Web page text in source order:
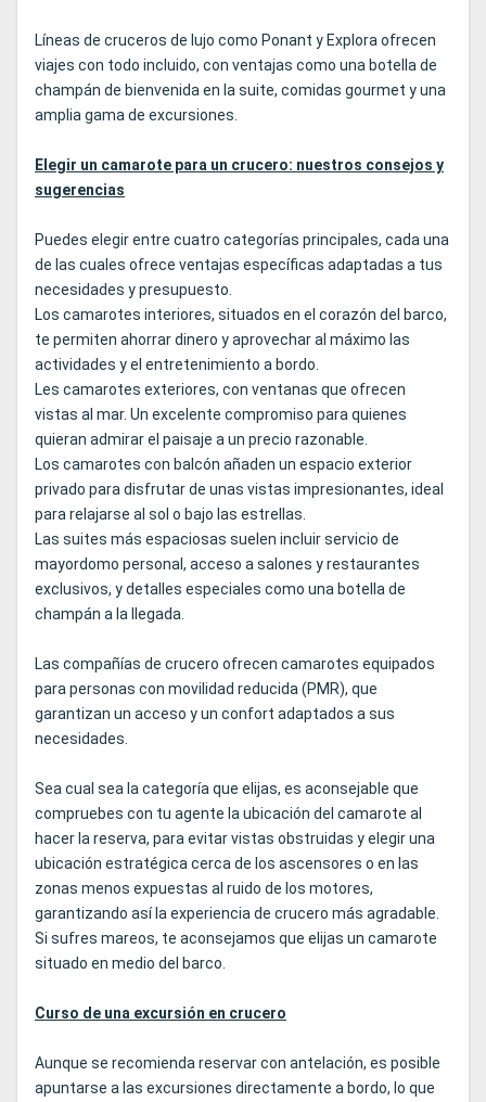
Líneas de cruceros de lujo como Ponant y Explora ofrecen
viajes con todo incluido, con ventajas como una botella de
champán de bienvenida en la suite, comidas gourmet y una
amplia gama de excursiones.
Elegir un camarote para un crucero: nuestros consejos y
sugerencias
Puedes elegir entre cuatro categorías principales, cada una
de las cuales ofrece ventajas específicas adaptadas a tus
necesidades y presupuesto.
Los camarotes interiores, situados en el corazón del barco,
te permiten ahorrar dinero y aprovechar al máximo las
actividades y el entretenimiento a bordo.
Les camarotes exteriores, con ventanas que ofrecen
vistas al mar. Un excelente compromiso para quienes
quieran admirar el paisaje a un precio razonable.
Los camarotes con balcón añaden un espacio exterior
privado para disfrutar de unas vistas impresionantes, ideal
para relajarse al sol o bajo las estrellas.
Las suites más espaciosas suelen incluir servicio de
mayordomo personal, acceso a salones y restaurantes
exclusivos, y detalles especiales como una botella de
champán a la llegada.
Las compañías de crucero ofrecen camarotes equipados
para personas con movilidad reducida (PMR), que
garantizan un acceso y un confort adaptados a sus
necesidades.
Sea cual sea la categoría que elijas, es aconsejable que
compruebes con tu agente la ubicación del camarote al
hacer la reserva, para evitar vistas obstruidas y elegir una
ubicación estratégica cerca de los ascensores o en las
zonas menos expuestas al ruido de los motores,
garantizando así la experiencia de crucero más agradable.
Si sufres mareos, te aconsejamos que elijas un camarote
situado en medio del barco.
Curso de una excursión en crucero
Aunque se recomienda reservar con antelación, es posible
apuntarse a las excursiones directamente a bordo, lo que